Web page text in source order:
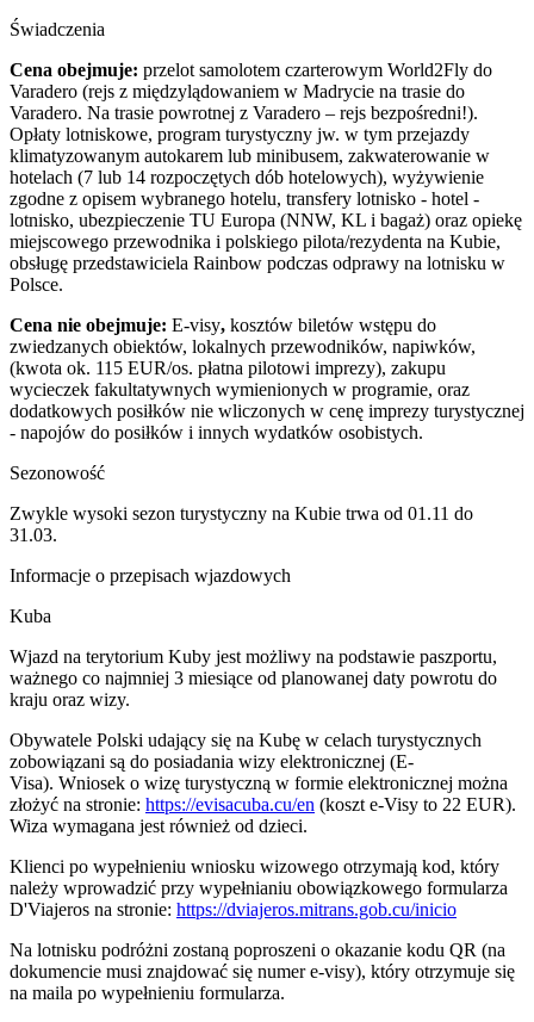
Świadczenia
Cena obejmuje: przelot samolotem czarterowym World2Fly do
Varadero (rejs z międzylądowaniem w Madrycie na trasie do
Varadero. Na trasie powrotnej z Varadero – rejs bezpośredni!).
Opłaty lotniskowe, program turystyczny jw. w tym przejazdy
klimatyzowanym autokarem lub minibusem, zakwaterowanie w
hotelach (7 lub 14 rozpoczętych dób hotelowych), wyżywienie
zgodne z opisem wybranego hotelu, transfery lotnisko - hotel -
lotnisko, ubezpieczenie TU Europa (NNW, KL i bagaż) oraz opiekę
miejscowego przewodnika i polskiego pilota/rezydenta na Kubie,
obsługę przedstawiciela Rainbow podczas odprawy na lotnisku w
Polsce.
Cena nie obejmuje: E-visy, kosztów biletów wstępu do
zwiedzanych obiektów, lokalnych przewodników, napiwków,
(kwota ok. 115 EUR/os. płatna pilotowi imprezy), zakupu
wycieczek fakultatywnych wymienionych w programie, oraz
dodatkowych posiłków nie wliczonych w cenę imprezy turystycznej
- napojów do posiłków i innych wydatków osobistych.
Sezonowość
Zwykle wysoki sezon turystyczny na Kubie trwa od 01.11 do
31.03.
Informacje o przepisach wjazdowych
Kuba
Wjazd na terytorium Kuby jest możliwy na podstawie paszportu,
ważnego co najmniej 3 miesiące od planowanej daty powrotu do
kraju oraz wizy.
Obywatele Polski udający się na Kubę w celach turystycznych
zobowiązani są do posiadania wizy elektronicznej (E-
Visa). Wniosek o wizę turystyczną w formie elektronicznej można
złożyć na stronie: https://evisacuba.cu/en (koszt e-Visy to 22 EUR).
Wiza wymagana jest również od dzieci.
Klienci po wypełnieniu wniosku wizowego otrzymają kod, który
należy wprowadzić przy wypełnianiu obowiązkowego formularza
D'Viajeros na stronie: https://dviajeros.mitrans.gob.cu/inicio
Na lotnisku podróżni zostaną poproszeni o okazanie kodu QR (na
dokumencie musi znajdować się numer e-visy), który otrzymuje się
na maila po wypełnieniu formularza.